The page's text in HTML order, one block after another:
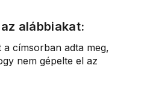
alábbiakat:
a címsorban adta meg,
nem gépelte el az